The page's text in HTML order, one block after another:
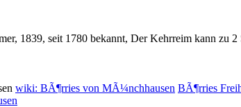
1839, seit 1780 bekannt, Der Kehrreim kann zu
wiki: BÃ¶rries von MÃ¼nchhausen BÃ¶rries